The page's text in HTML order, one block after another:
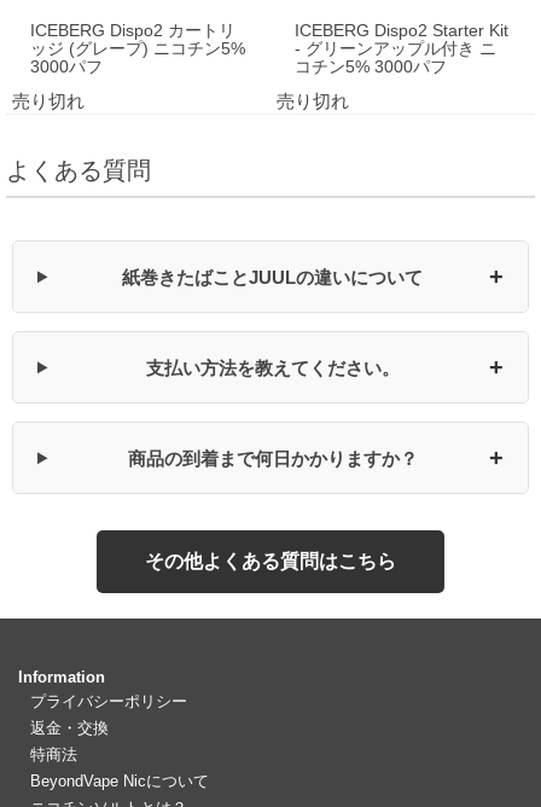
ICEBERG Dispo2 カートリ
ッジ (グレープ) ニコチン5%
3000パフ
売り切れ
ICEBERG Dispo2 Starter Kit
- グリーンアップル付き ニ
コチン5% 3000パフ
売り切れ
よくある質問
紙巻きたばことJUULの違いについて +
支払い方法を教えてください。 +
商品の到着まで何日かかりますか？ +
その他よくある質問はこちら
Information
プライバシーポリシー
返金・交換
特商法
BeyondVape Nicについて